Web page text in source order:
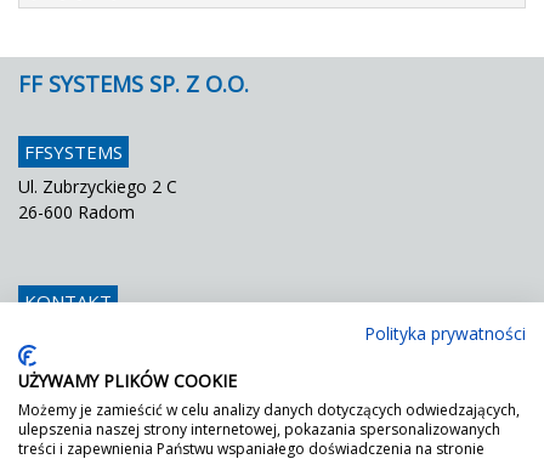
FF SYSTEMS SP. Z O.O.
FFSYSTEMS
Ul. Zubrzyckiego 2 C
26-600 Radom
KONTAKT
Fax
E mail
info@ffsystems.pl
Polityka prywatności
UŻYWAMY PLIKÓW COOKIE
Możemy je zamieścić w celu analizy danych dotyczących odwiedzających,
ulepszenia naszej strony internetowej, pokazania spersonalizowanych
treści i zapewnienia Państwu wspaniałego doświadczenia na stronie